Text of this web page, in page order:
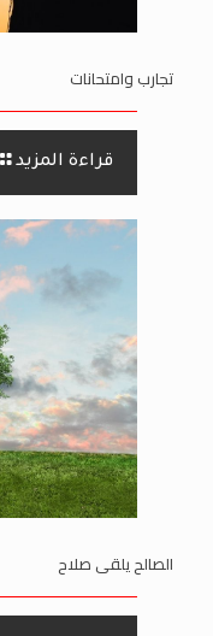
تجارب وامتحانات
قراءة المزيد
الصالح يلقى صلاح